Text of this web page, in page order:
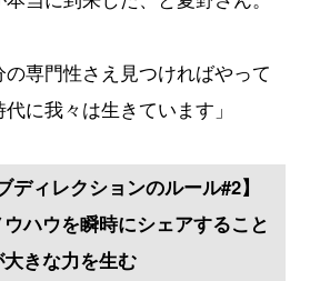
の専門性さえ見つければやって
に我々は生きています」
ディレクションのルール#2】
ハウを瞬時にシェアすること
きな力を生む